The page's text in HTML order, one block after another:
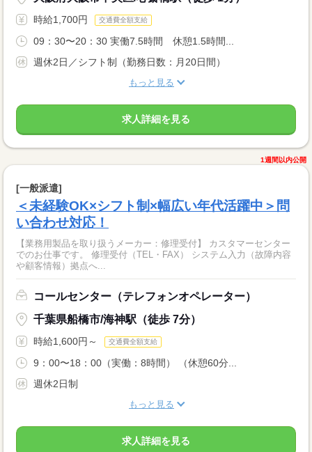
時給1,700円 交通費全額支給
09：30〜20：30 実働7.5時間 休憩1.5時間...
週休2日／シフト制（勤務日数：月20日間）
もっと見る
求人詳細を見る
1週間以内公開
[一般派遣]
＜未経験OK×シフト制×幅広い年代活躍中＞問
い合わせ対応！
【業務用製品を取り扱うメーカー：修理受付】 カスタマーセンター
でのお仕事です。 修理受付（TEL・FAX） システム入力（故障内容
や顧客情報）拠点へ...
コールセンター（テレフォンオペレーター）
千葉県船橋市/海神駅（徒歩 7分）
時給1,600円～ 交通費全額支給
9：00〜18：00（実働：8時間） （休憩60分...
週休2日制
もっと見る
求人詳細を見る